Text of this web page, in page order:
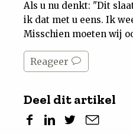
Als u nu denkt: "Dit
ik dat met u eens. Ik
Misschien moeten wij
Reageer
Deel dit artikel